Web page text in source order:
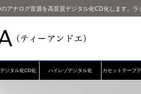
アナログ音源を高音質デジタル化CD化します。ラ
ジタル化CD化 ハイレゾデジタル化 カセットテープ